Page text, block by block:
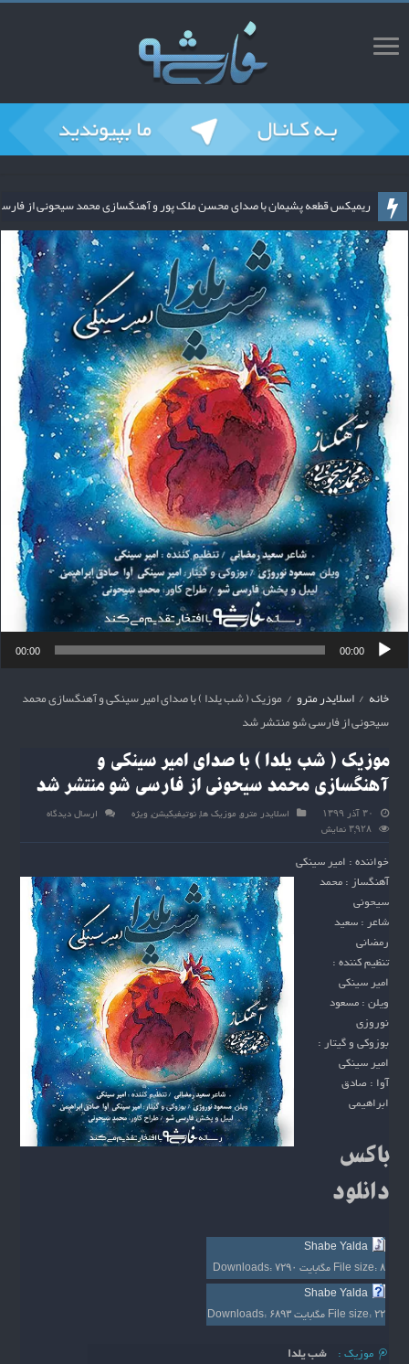
ریمیکس قطعه پشیمان با صدای محسن ملک پور و آهنگسازی محمد سیحونی از
00:00
00:00
خانه / اسلایدر مترو / موزیک ( شب یلدا ) با صدای امیر سینکی و آهنگسازی محمد
سیحونی از فارسی شو منتشر شد
موزیک ( شب یلدا ) با صدای امیر سینکی و
آهنگسازی محمد سیحونی از فارسی شو منتشر شد
۳۰ آذر ۱۳۹۹ اسلایدر مترو, موزیک ها,نوتیفیکیشن, ویژه
ارسال دیدگاه
۳,۹۲۸ نمایش
خواننده : امیر سینکی
آهنگساز : محمد
سیحونی
شاعر : سعید
رمضانی
تنظیم کننده :
امیر سینکی
ویلن : مسعود
نوروزی
بوزوکی و گیتار :
امیر سینکی
آوا : صادق
ابراهیمی
باکس
دانلود
Shabe Yalda
File size:۸ مگابایت Downloads:۷۲۹۰
Shabe Yalda
File size:۲۲ مگابایت Downloads:۶۸۹۳
موزیک :
شب یلدا